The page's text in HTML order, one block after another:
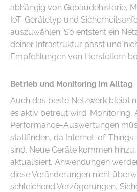
abhängig von Gebäudehistorie,
IoT-Gerätetyp und
auszuwählen. So entsteht ein
deiner Infrastruktur passt und
Empfehlungen von Herstellern
Betrieb und Monitoring im Alltag
Auch das beste Netzwerk bleibt
es aktiv betreut wird. Monitoring,
Performance-Auswertungen
stattfinden, da Internet-of-
sind. Neue Geräte kommen
aktualisiert, Anwendungen
diese Veränderungen nicht
schleichend Verzögerungen,